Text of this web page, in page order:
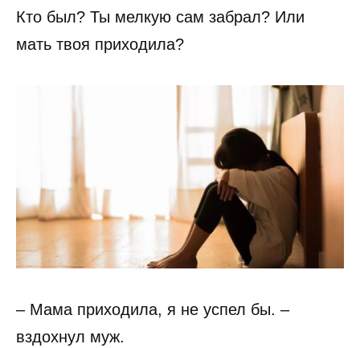
Кто был? Ты мелкую сам забрал? Или
мать твоя приходила?
– Мама приходила, я не успел бы. –
вздохнул муж.